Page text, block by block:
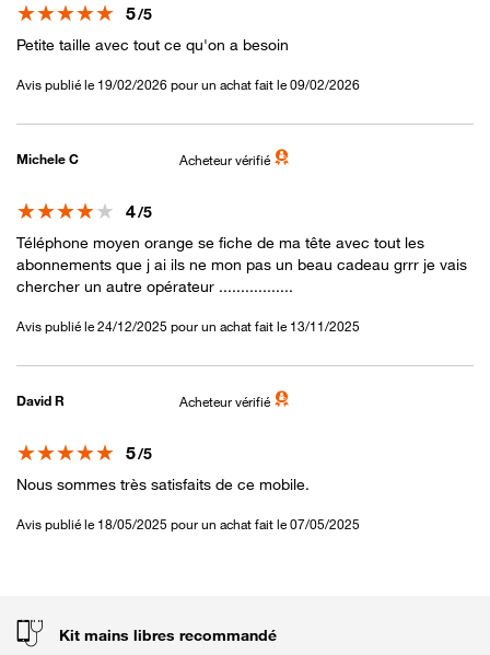
Note
5/5
Petite taille avec tout ce qu'on a besoin
Avis publié le 19/02/2026 pour un achat fait le 09/02/2026
Michele C Acheteur vérifié
Note
4/5
Téléphone moyen orange se fiche de ma tête avec tout les
abonnements que j ai ils ne mon pas un beau cadeau grrr je vais
chercher un autre opérateur .................
Avis publié le 24/12/2025 pour un achat fait le 13/11/2025
David R Acheteur vérifié
Note
5/5
Nous sommes très satisfaits de ce mobile.
Avis publié le 18/05/2025 pour un achat fait le 07/05/2025
Kit mains libres recommandé